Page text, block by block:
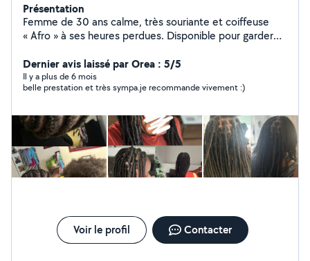
Présentation
Femme de 30 ans calme, très souriante et coiffeuse
« Afro » à ses heures perdues. Disponible pour garder
Dernier avis laissé par Orea : 5/5
Il y a plus de 6 mois
belle prestation et très sympa.je recommande vivement :)
Voir le profil Contacter